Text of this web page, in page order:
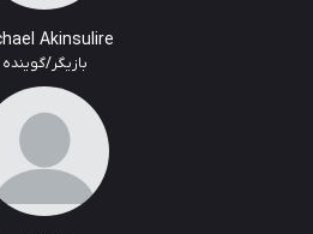
Michael Akinsulire
بازیگر/گوینده